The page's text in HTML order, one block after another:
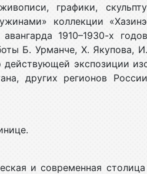
графики,
коллекции
1910–1930-х
Б. Урманче, Х. Якупова,
экспозиции
других регионов
и современная